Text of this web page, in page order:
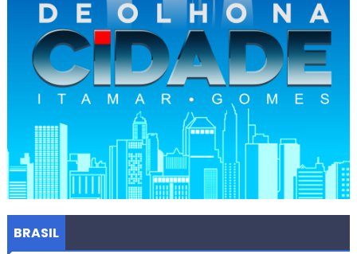
BRASIL